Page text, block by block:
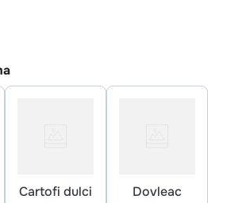
Cartofi dulci Dovleac